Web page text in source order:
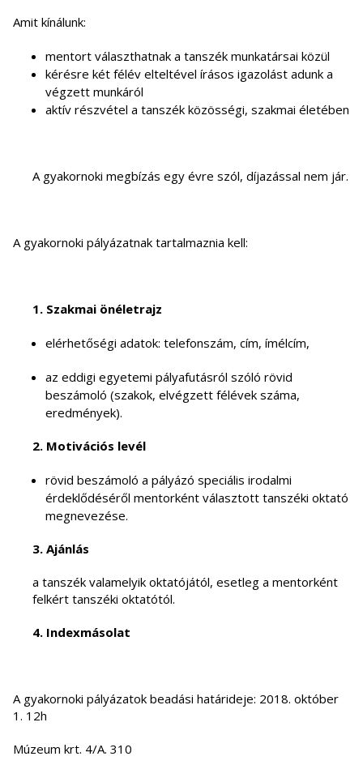
Amit kínálunk:
mentort választhatnak a tanszék munkatársai közül
kérésre két félév elteltével írásos igazolást adunk a
végzett munkáról
aktív részvétel a tanszék közösségi, szakmai életében
A gyakornoki megbízás egy évre szól, díjazással nem jár.
A gyakornoki pályázatnak tartalmaznia kell:
1. Szakmai önéletrajz
elérhetőségi adatok: telefonszám, cím, ímélcím,
az eddigi egyetemi pályafutásról szóló rövid
beszámoló (szakok, elvégzett félévek száma,
eredmények).
2. Motivációs levél
rövid beszámoló a pályázó speciális irodalmi
érdeklődéséről mentorként választott tanszéki oktató
megnevezése.
3. Ajánlás
a tanszék valamelyik oktatójától, esetleg a mentorként
felkért tanszéki oktatótól.
4. Indexmásolat
A gyakornoki pályázatok beadási határideje: 2018. október
1. 12h
Múzeum krt. 4/A. 310